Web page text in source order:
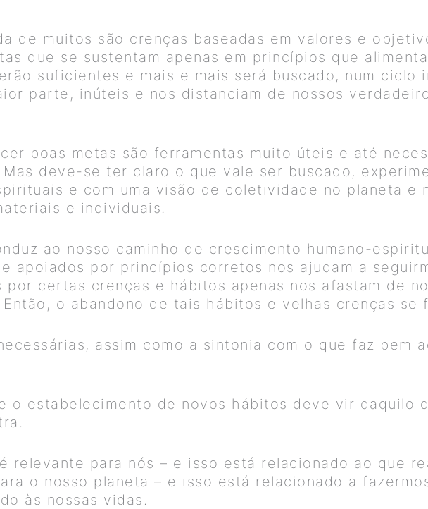
de muitos são crenças baseadas em valores e
que se sustentam apenas em princípios que
suficientes e mais e mais será buscado, num ciclo
parte, inúteis e nos distanciam de nossos
boas metas são ferramentas muito úteis e até
deve-se ter claro o que vale ser buscado,
e com uma visão de coletividade no planeta e
e individuais.
ao nosso caminho de crescimento humano-
apoiados por princípios corretos nos ajudam a
por certas crenças e hábitos apenas nos afastam de
o abandono de tais hábitos e velhas crenças se
assim como a sintonia com o que faz bem
o estabelecimento de novos hábitos deve vir daquilo
relevante para nós – e isso está relacionado ao que
o nosso planeta – e isso está relacionado a
às nossas vidas.